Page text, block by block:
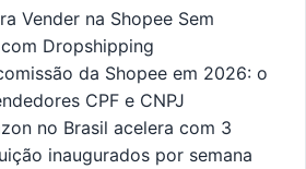
Vender na Shopee Sem
Dropshipping
da Shopee em 2026: o
CPF e CNPJ
no Brasil acelera com 3
inaugurados por semana